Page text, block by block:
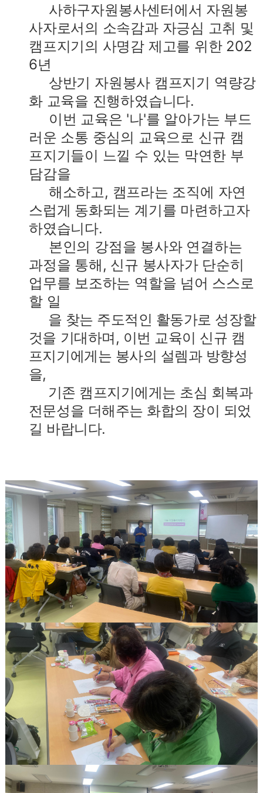
사하구자원봉사센터에서 자원봉
사자로서의 소속감과 자긍심 고취 및
캠프지기의 사명감 제고를 위한 202
6년
상반기 자원봉사 캠프지기 역량강
화 교육을 진행하였습니다.
이번 교육은 '나'를 알아가는 부드
러운 소통 중심의 교육으로 신규 캠
프지기들이 느낄 수 있는 막연한 부
담감을
해소하고, 캠프라는 조직에 자연
스럽게 동화되는 계기를 마련하고자
하였습니다.
본인의 강점을 봉사와 연결하는
과정을 통해, 신규 봉사자가 단순히
업무를 보조하는 역할을 넘어 스스로
할 일
을 찾는 주도적인 활동가로 성장할
것을 기대하며, 이번 교육이 신규 캠
프지기에게는 봉사의 설렘과 방향성
을,
기존 캠프지기에게는 초심 회복과
전문성을 더해주는 화합의 장이 되었
길 바랍니다.